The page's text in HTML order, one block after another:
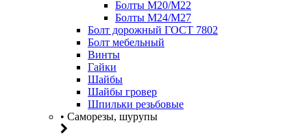
Болты М20/M22
Болты М24/М27
Болт дорожный ГОСТ 7802
Болт мебельный
Винты
Гайки
Шайбы
Шайбы гровер
Шпильки резьбовые
• Саморезы, шурупы